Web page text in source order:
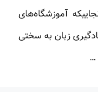
آموزشگاه‌های
زبان به سختی
…